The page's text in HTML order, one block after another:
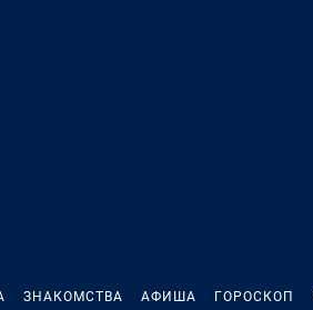
ЗНАКОМСТВА АФИША ГОРОСКОП